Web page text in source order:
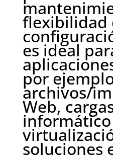
flexibilidad
es ideal
por
archivos/
Web,
soluciones